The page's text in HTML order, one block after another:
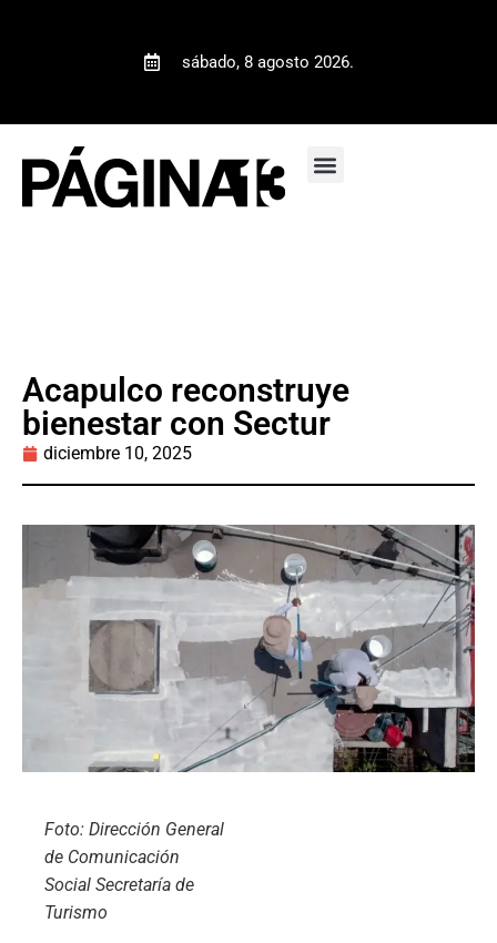
sábado, 8 agosto 2026.
Acapulco reconstruye
bienestar con Sectur
diciembre 10, 2025
Foto: Dirección General
de Comunicación
Social Secretaría de
Turismo